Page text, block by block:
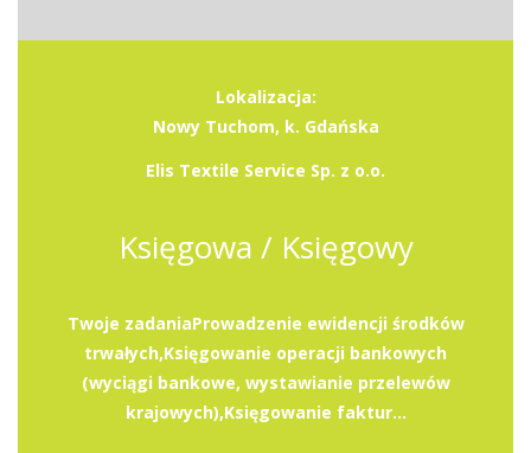
Lokalizacja:
Nowy Tuchom, k. Gdańska
Elis Textile Service Sp. z o.o.
Księgowa / Księgowy
Twoje zadaniaProwadzenie ewidencji środków
trwałych,Księgowanie operacji bankowych
(wyciągi bankowe, wystawianie przelewów
krajowych),Księgowanie faktur...